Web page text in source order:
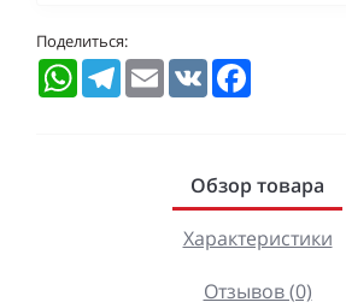
Поделиться:
WhatsAppTelegramEmail VK
Обзор товара
Характеристики
Отзывов (0)